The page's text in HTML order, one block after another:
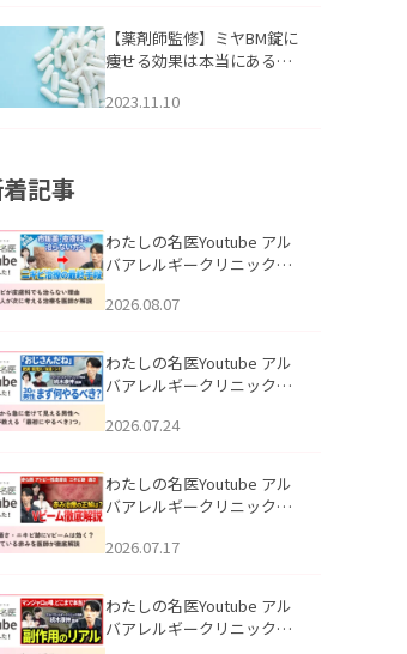
【薬剤師監修】ミヤBM錠に
痩せる効果は本当にある
2023.11.10
記事
わたしの名医Youtube アル
バアレルギークリニック札
らない理由｜繰り返す人が
説」を公開いたしました。
2026.08.07
わたしの名医Youtube アル
バアレルギークリニック札
える男性へ｜医師が教える
公開いたしました。
2026.07.24
わたしの名医Youtube アル
バアレルギークリニック札
跡にVビームは効く？向いて
説」を公開いたしました。
2026.07.17
わたしの名医Youtube アル
バアレルギークリニック札